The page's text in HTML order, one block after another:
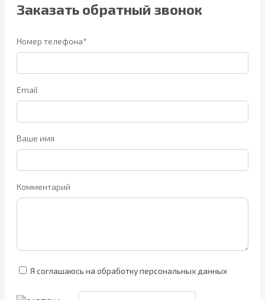
Заказать обратный звонок
Номер телефона*
Email
Ваше имя
Комментарий
Я соглашаюсь на обработку персональных данных